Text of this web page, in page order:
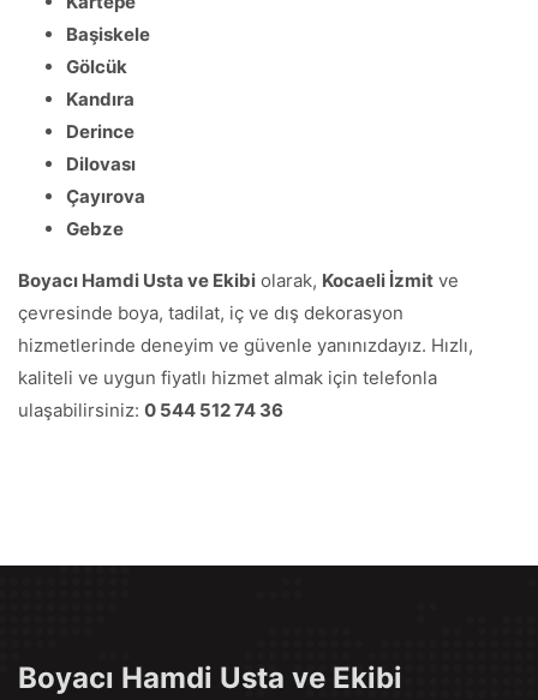
Başiskele
Gölcük
Kandıra
Derince
Dilovası
Çayırova
Gebze
Boyacı Hamdi Usta ve Ekibi olarak, Kocaeli İzmit ve
çevresinde boya, tadilat, iç ve dış dekorasyon
hizmetlerinde deneyim ve güvenle yanınızdayız. Hızlı,
kaliteli ve uygun fiyatlı hizmet almak için telefonla
ulaşabilirsiniz: 0 544 512 74 36
Boyacı Hamdi Usta ve Ekibi